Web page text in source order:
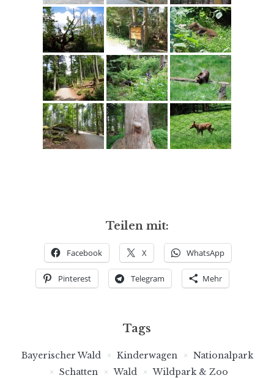
Teilen mit:
Facebook X WhatsApp
Pinterest Telegram Mehr
Tags
Bayerischer Wald Kinderwagen
Nationalpark
Schatten
Wald Wildpark & Zoo